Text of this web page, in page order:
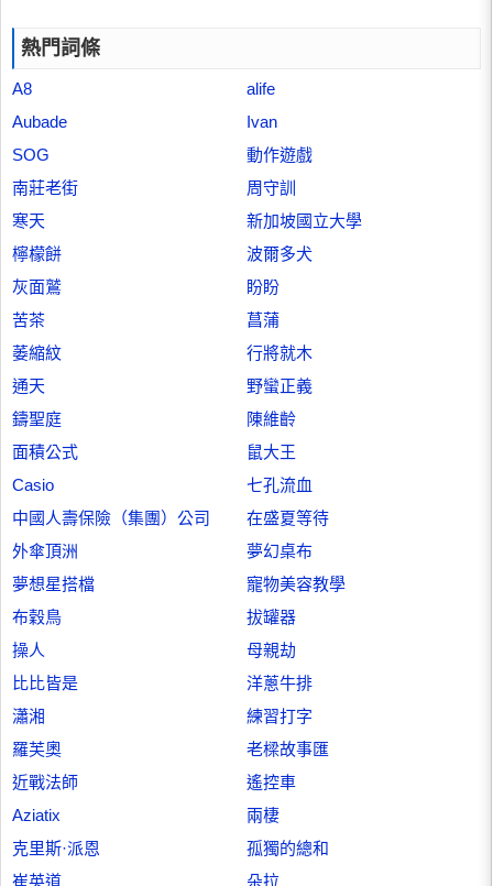
熱門詞條
A8
alife
Aubade
Ivan
SOG
動作遊戲
南莊老街
周守訓
寒天
新加坡國立大學
檸檬餅
波爾多犬
灰面鷲
盼盼
苦茶
菖蒲
萎縮紋
行將就木
通天
野蠻正義
鑄聖庭
陳維齡
面積公式
鼠大王
Casio
七孔流血
中國人壽保險（集團）公司
在盛夏等待
外傘頂洲
夢幻桌布
夢想星搭檔
寵物美容教學
布穀鳥
拔罐器
操人
母親劫
比比皆是
洋蔥牛排
瀟湘
練習打字
羅芙奧
老樑故事匯
近戰法師
遙控車
Aziatix
兩棲
克里斯·派恩
孤獨的總和
崔英道
朵拉